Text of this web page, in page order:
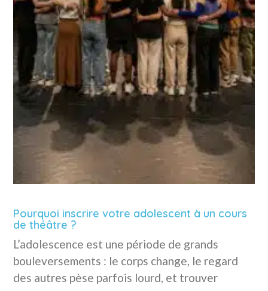
Pourquoi inscrire votre adolescent à un cours
de théâtre ?
L’adolescence est une période de grands
bouleversements : le corps change, le regard
des autres pèse parfois lourd, et trouver